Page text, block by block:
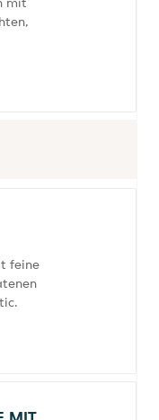
feine